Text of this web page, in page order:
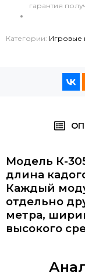
гарантия
Категории: Игровые
Модель К-
длина
Каждый
отдельно
метра,
высокого